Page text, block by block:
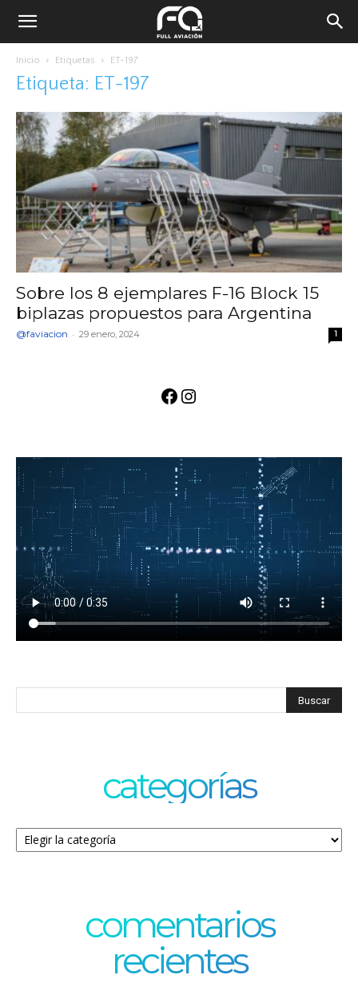
Inicio Etiquetas ET-197
Etiqueta: ET-197
Sobre los 8 ejemplares F-16 Block 15
biplazas propuestos para Argentina
@faviacion - 29 enero, 2024 1
Facebook
Instagram
categorías
Categorías
comentarios
recientes